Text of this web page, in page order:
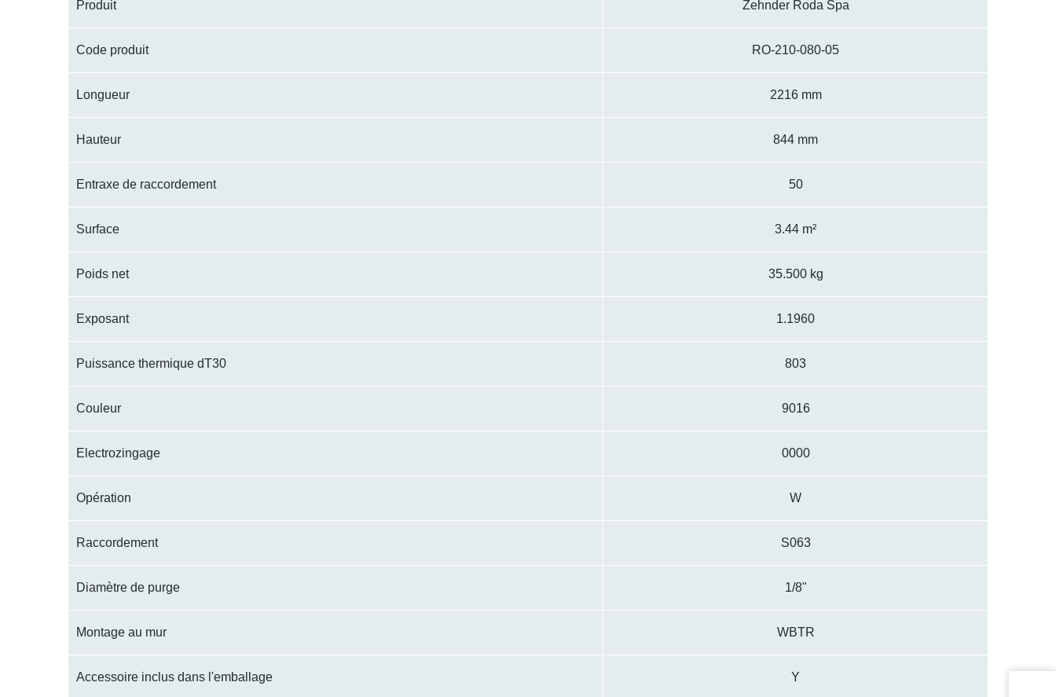
Produit Zehnder Roda Spa
Code produit RO-210-080-05
Longueur 2216 mm
Hauteur 844 mm
Entraxe de raccordement 50
Surface 3.44 m²
Poids net 35.500 kg
Exposant 1.1960
Puissance thermique dT30 803
Couleur 9016
Electrozingage 0000
Opération W
Raccordement S063
Diamètre de purge 1/8"
Montage au mur WBTR
Accessoire inclus dans l'emballage Y